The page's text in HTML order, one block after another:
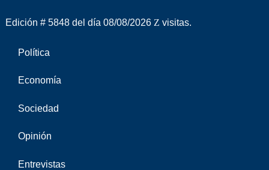
Edición # 5848 del día 08/08/2026 visitas.
Política
Economía
Sociedad
Opinión
Entrevistas